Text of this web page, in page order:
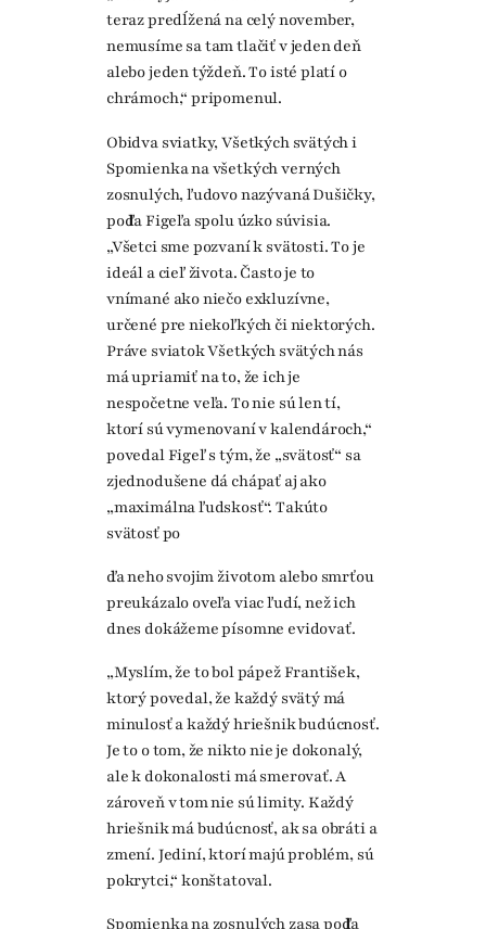
teraz predĺžená na celý november,
nemusíme sa tam tlačiť v jeden deň
alebo jeden týždeň. To isté platí o
chrámoch,“ pripomenul.
Obidva sviatky, Všetkých svätých i
Spomienka na všetkých verných
zosnulých, ľudovo nazývaná Dušičky,
podľa Figeľa spolu úzko súvisia.
„Všetci sme pozvaní k svätosti. To je
ideál a cieľ života. Často je to
vnímané ako niečo exkluzívne,
určené pre niekoľkých či niektorých.
Práve sviatok Všetkých svätých nás
má upriamiť na to, že ich je
nespočetne veľa. To nie sú len tí,
ktorí sú vymenovaní v kalendároch,“
povedal Figeľ s tým, že „svätosť“ sa
zjednodušene dá chápať aj ako
„maximálna ľudskosť“. Takúto
svätosť po
dľa neho svojim životom alebo smrťou
preukázalo oveľa viac ľudí, než ich
dnes dokážeme písomne evidovať.
„Myslím, že to bol pápež František,
ktorý povedal, že každý svätý má
minulosť a každý hriešnik budúcnosť.
Je to o tom, že nikto nie je dokonalý,
ale k dokonalosti má smerovať. A
zároveň v tom nie sú limity. Každý
hriešnik má budúcnosť, ak sa obráti a
zmení. Jediní, ktorí majú problém, sú
pokrytci,“ konštatoval.
Spomienka na zosnulých zasa podľa